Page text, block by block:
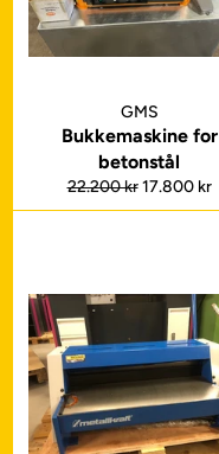
GMS
Bukkemaskine for
betonstål
Normalpris
22.200 kr Udsalgspris
17.800 kr